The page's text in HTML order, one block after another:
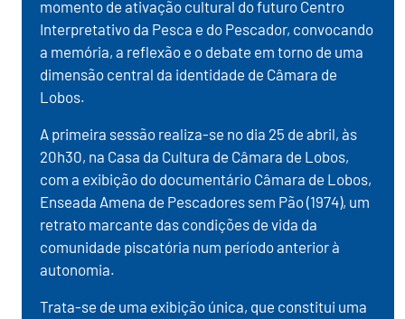
momento de ativação cultural do futuro Centro
Interpretativo da Pesca e do Pescador, convocando
a memória, a reflexão e o debate em torno de uma
dimensão central da identidade de Câmara de
Lobos.
A primeira sessão realiza-se no dia 25 de abril, às
20h30, na Casa da Cultura de Câmara de Lobos,
com a exibição do documentário Câmara de Lobos,
Enseada Amena de Pescadores sem Pão (1974), um
retrato marcante das condições de vida da
comunidade piscatória num período anterior à
autonomia.
Trata-se de uma exibição única, que constitui uma